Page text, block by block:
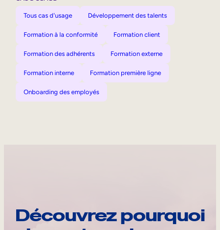
Tous cas d'usage Développement des talents
Formation à la conformité Formation client
Formation des adhérents Formation externe
Formation interne Formation première ligne
Onboarding des employés
Découvrez pourquoi